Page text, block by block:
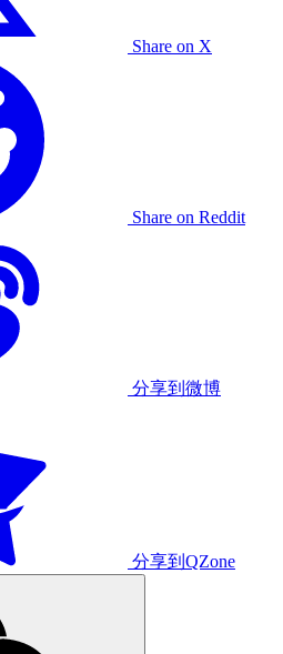
Share on X
Share on Reddit
分享到微博
分享到QZone